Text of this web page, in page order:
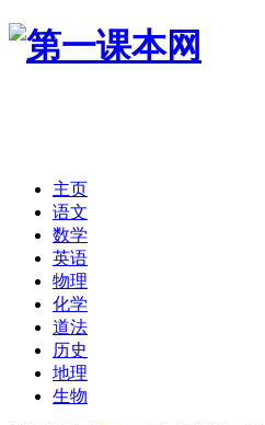
主页
语文
数学
英语
物理
化学
道法
历史
地理
生物